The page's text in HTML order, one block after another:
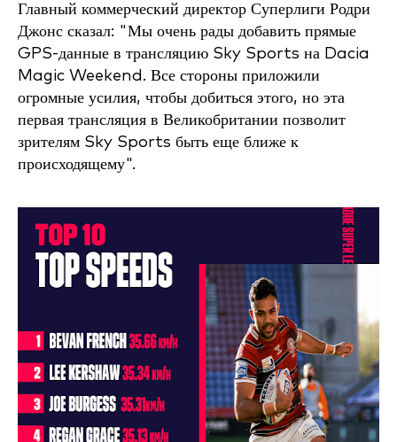
Главный коммерческий директор Суперлиги Родри
Джонс сказал: "Мы очень рады добавить прямые
GPS-данные в трансляцию Sky Sports на Dacia
Magic Weekend. Все стороны приложили
огромные усилия, чтобы добиться этого, но эта
первая трансляция в Великобритании позволит
зрителям Sky Sports быть еще ближе к
происходящему".